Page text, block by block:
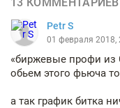
Petr S
01 февраля 2018,
«биржевые профи
обьем этого фьюча
а так график битка